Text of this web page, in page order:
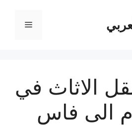
القائمة
الاثاث في
الى فاس